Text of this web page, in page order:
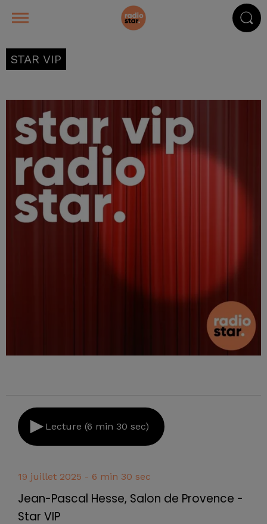
STAR VIP
Lecture (6 min 30 sec)
19 juillet 2025 - 6 min 30 sec
Jean-Pascal Hesse, Salon de Provence -
Star VIP